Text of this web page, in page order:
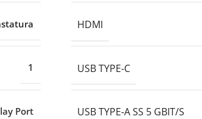
HDMI
1 USB TYPE-C
Port USB TYPE-A SS 5 GBIT/S